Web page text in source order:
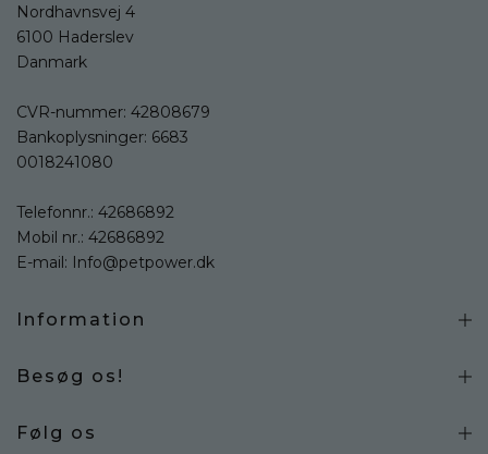
Nordhavnsvej 4
6100 Haderslev
Danmark
CVR-nummer: 42808679
Bankoplysninger: 6683
0018241080
Telefonnr.: 42686892
Mobil nr.: 42686892
E-mail: Info@petpower.dk
Information
Besøg os!
Følg os